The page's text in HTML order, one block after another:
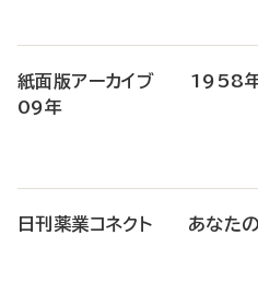
紙面版アーカイブ 1958
09年
日刊薬業コネクト あなたの